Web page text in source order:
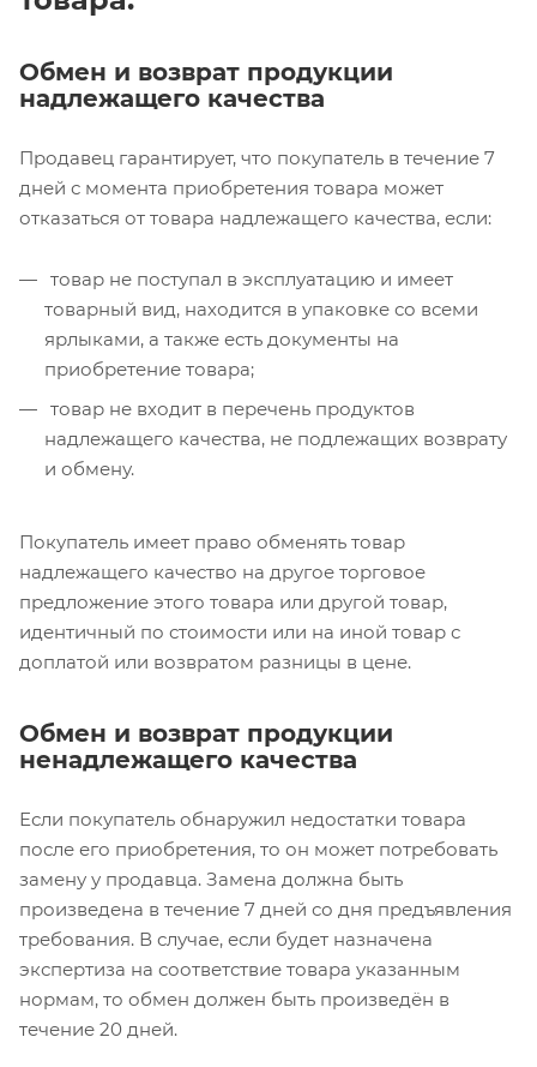
Обмен и возврат продукции
надлежащего качества
Продавец гарантирует, что покупатель в течение 7
дней с момента приобретения товара может
отказаться от товара надлежащего качества, если:
товар не поступал в эксплуатацию и имеет
товарный вид, находится в упаковке со всеми
ярлыками, а также есть документы на
приобретение товара;
товар не входит в перечень продуктов
надлежащего качества, не подлежащих возврату
и обмену.
Покупатель имеет право обменять товар
надлежащего качество на другое торговое
предложение этого товара или другой товар,
идентичный по стоимости или на иной товар с
доплатой или возвратом разницы в цене.
Обмен и возврат продукции
ненадлежащего качества
Если покупатель обнаружил недостатки товара
после его приобретения, то он может потребовать
замену у продавца. Замена должна быть
произведена в течение 7 дней со дня предъявления
требования. В случае, если будет назначена
экспертиза на соответствие товара указанным
нормам, то обмен должен быть произведён в
течение 20 дней.